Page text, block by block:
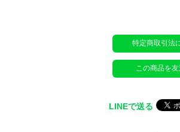
特定商取引法
この商品を
LINEで送る